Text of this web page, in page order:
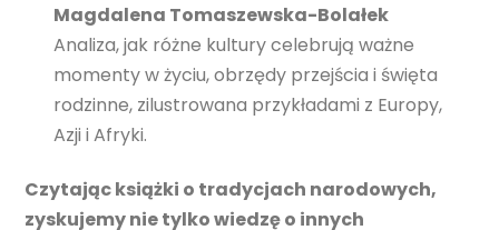
Magdalena Tomaszewska-Bolałek
Analiza, jak różne kultury celebrują ważne
momenty w życiu, obrzędy przejścia i święta
rodzinne, zilustrowana przykładami z Europy,
Azji i Afryki.
Czytając książki o tradycjach narodowych,
zyskujemy nie tylko wiedzę o innych